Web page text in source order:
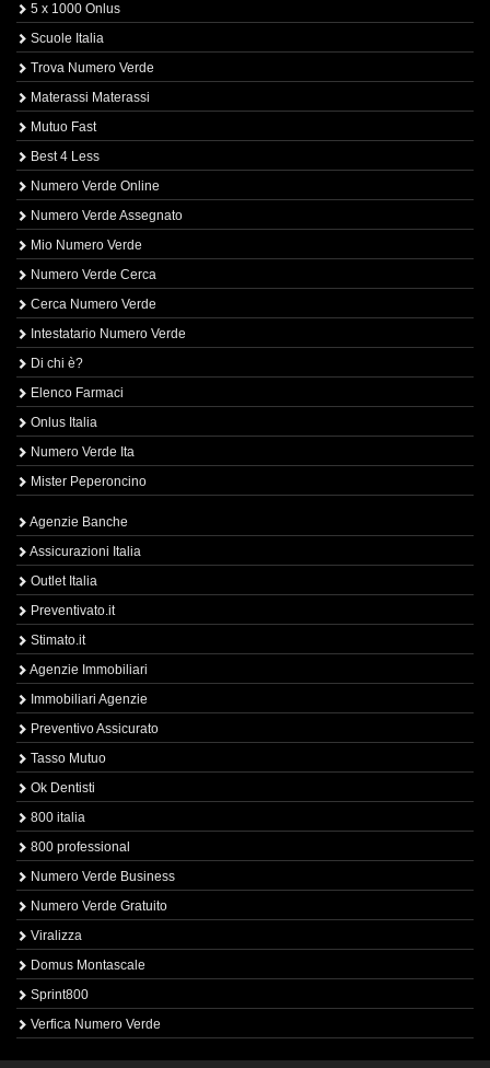
5 x 1000 Onlus
Scuole Italia
Trova Numero Verde
Materassi Materassi
Mutuo Fast
Best 4 Less
Numero Verde Online
Numero Verde Assegnato
Mio Numero Verde
Numero Verde Cerca
Cerca Numero Verde
Intestatario Numero Verde
Di chi è?
Elenco Farmaci
Onlus Italia
Numero Verde Ita
Mister Peperoncino
Agenzie Banche
Assicurazioni Italia
Outlet Italia
Preventivato.it
Stimato.it
Agenzie Immobiliari
Immobiliari Agenzie
Preventivo Assicurato
Tasso Mutuo
Ok Dentisti
800 italia
800 professional
Numero Verde Business
Numero Verde Gratuito
Viralizza
Domus Montascale
Sprint800
Verfica Numero Verde